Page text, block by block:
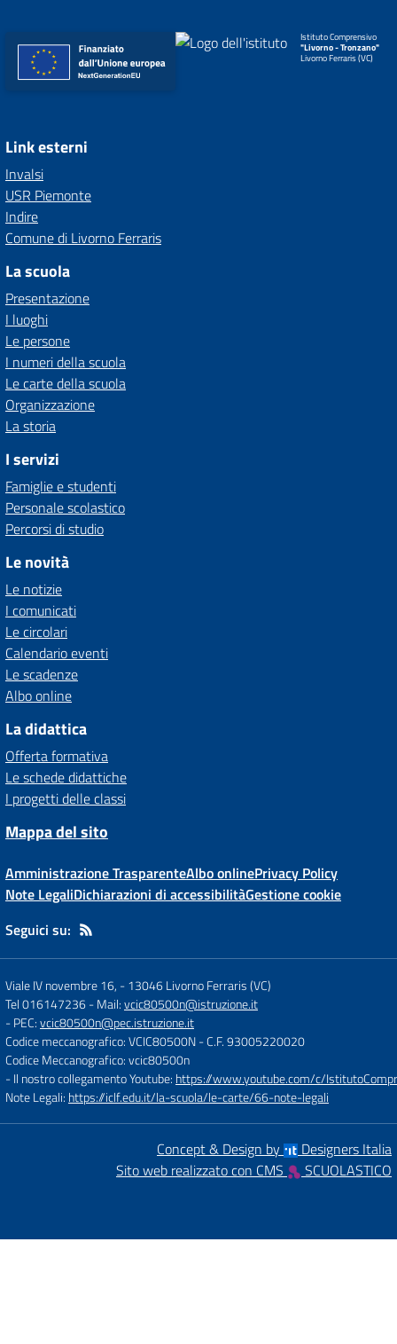
Istituto Comprensivo
"Livorno - Tronzano"
Livorno Ferraris (VC)
Link esterni
Invalsi
USR Piemonte
Indire
Comune di Livorno Ferraris
La scuola
Presentazione
I luoghi
Le persone
I numeri della scuola
Le carte della scuola
Organizzazione
La storia
I servizi
Famiglie e studenti
Personale scolastico
Percorsi di studio
Le novità
Le notizie
I comunicati
Le circolari
Calendario eventi
Le scadenze
Albo online
La didattica
Offerta formativa
Le schede didattiche
I progetti delle classi
Mappa del sito
Amministrazione TrasparenteAlbo onlinePrivacy Policy
Note LegaliDichiarazioni di accessibilitàGestione cookie
Seguici su:
Viale IV novembre 16, -13046 Livorno Ferraris (VC)
Tel 016147236- Mail:vcic80500n@istruzione.it
- PEC:vcic80500n@pec.istruzione.it
Codice meccanografico: VCIC80500N- C.F. 93005220020
Codice Meccanografico: vcic80500n
- Il nostro collegamento Youtube: https://www.youtube.com/c/
Note Legali: https://iclf.edu.it/la-scuola/le-carte/66-note-legali
Concept & Design by
Designers Italia
Sito web realizzato con CMS
SCUOLASTICO